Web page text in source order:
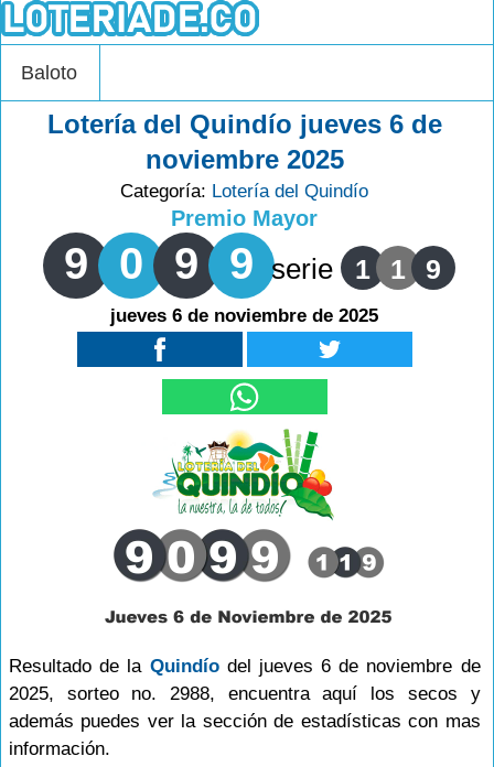
Baloto
Lotería del Quindío jueves 6 de
noviembre 2025
Categoría: Lotería del Quindío
Premio Mayor
9 0 9 9 serie 1 1 9
jueves 6 de noviembre de 2025
Resultado de la Quindíodel jueves 6 de noviembre de
2025, sorteo no. 2988, encuentra aquí los secos y
además puedes ver la sección de estadísticas con mas
información.